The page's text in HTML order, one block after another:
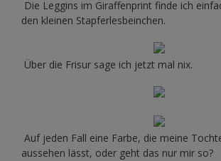
Die Leggins im Giraffenprint finde ich
den kleinen Stapferlesbeinchen.
Über die Frisur sage ich jetzt mal nix.
Auf jeden Fall eine Farbe, die meine
aussehen lässt, oder geht das nur mir so?